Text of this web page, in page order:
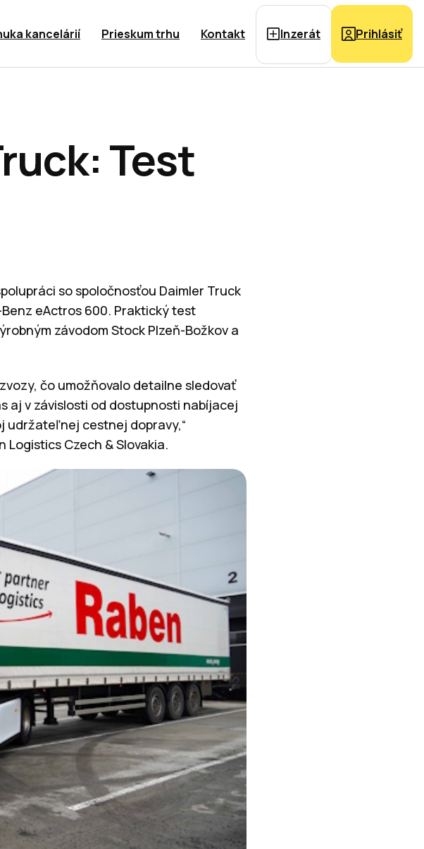
kancelárií Prieskum trhu Kontakt Inzerát Prihlásiť
Test
so spoločnosťou Daimler Truck
eActros 600. Praktický test
závodom Stock Plzeň-Božkov a
čo umožňovalo detailne sledovať
aj v závislosti od dostupnosti nabíjacej
udržateľnej cestnej dopravy,“
Czech & Slovakia.